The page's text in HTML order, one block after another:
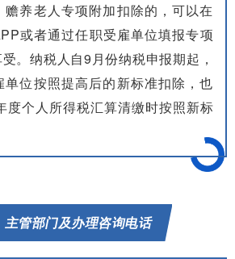
赡养老人专项附加扣除的，可以在
或者通过任职受雇单位填报专项
。纳税人自9月份纳税申报期起，
位按照提高后的新标准扣除，也
度个人所得税汇算清缴时按照新标
主管部门及办理咨询电话